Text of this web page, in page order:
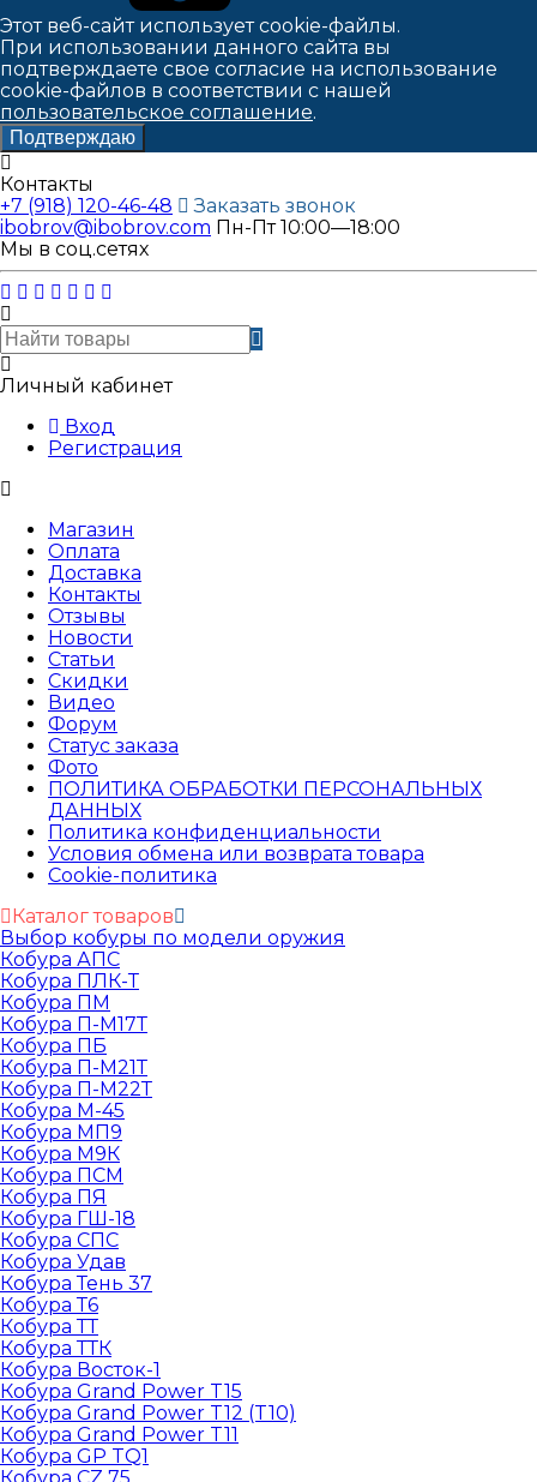
Этот веб-сайт использует cookie-файлы.
При использовании данного сайта вы
подтверждаете свое согласие на использование
cookie-файлов в соответствии с нашей
пользовательское соглашение.
Подтверждаю
Контакты
+7 (918) 120-46-48
Заказать звонок
ibobrov@ibobrov.com Пн-Пт 10:00—18:00
Мы в соц.сетях
Личный кабинет
Вход
Регистрация
Магазин
Оплата
Доставка
Контакты
Отзывы
Новости
Статьи
Скидки
Видео
Форум
Статус заказа
Фото
ПОЛИТИКА ОБРАБОТКИ ПЕРСОНАЛЬНЫХ
ДАННЫХ​
Политика конфиденциальности
Условия обмена или возврата товара
Cookie-политика
Каталог товаров
Выбор кобуры по модели оружия
Кобура АПС
Кобура ПЛК-Т
Кобура ПМ
Кобура П-М17Т
Кобура ПБ
Кобура П-М21Т
Кобура П-М22Т
Кобура М-45
Кобура МП9
Кобура М9К
Кобура ПСМ
Кобура ПЯ
Кобура ГШ-18
Кобура СПС
Кобура Удав
Кобура Тень 37
Кобура Т6
Кобура ТТ
Кобура ТТК
Кобура Восток-1
Кобура Grand Power T15
Кобура Grand Power T12 (T10)
Кобура Grand Power T11
Кобура GP TQ1